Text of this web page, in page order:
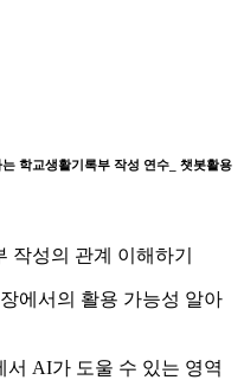
학교생활기록부 작성 연수_ 챗봇활용
작성의 관계 이해하기
서의 활용 가능성 알아
AI가 도울 수 있는 영역